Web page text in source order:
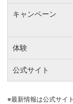
キャンペーン
体験
公式サイト
※最新情報は公式サイ